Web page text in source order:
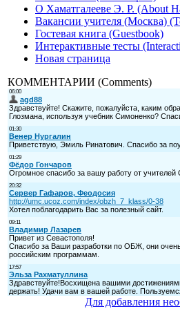
О Хаматгалееве Э. Р. (About
Вакансии учителя (Москва)
Гостевая книга (Guestbook)
Интерактивные тесты
Новая страница
КОММЕНТАРИИ (Comments)
Для добавления